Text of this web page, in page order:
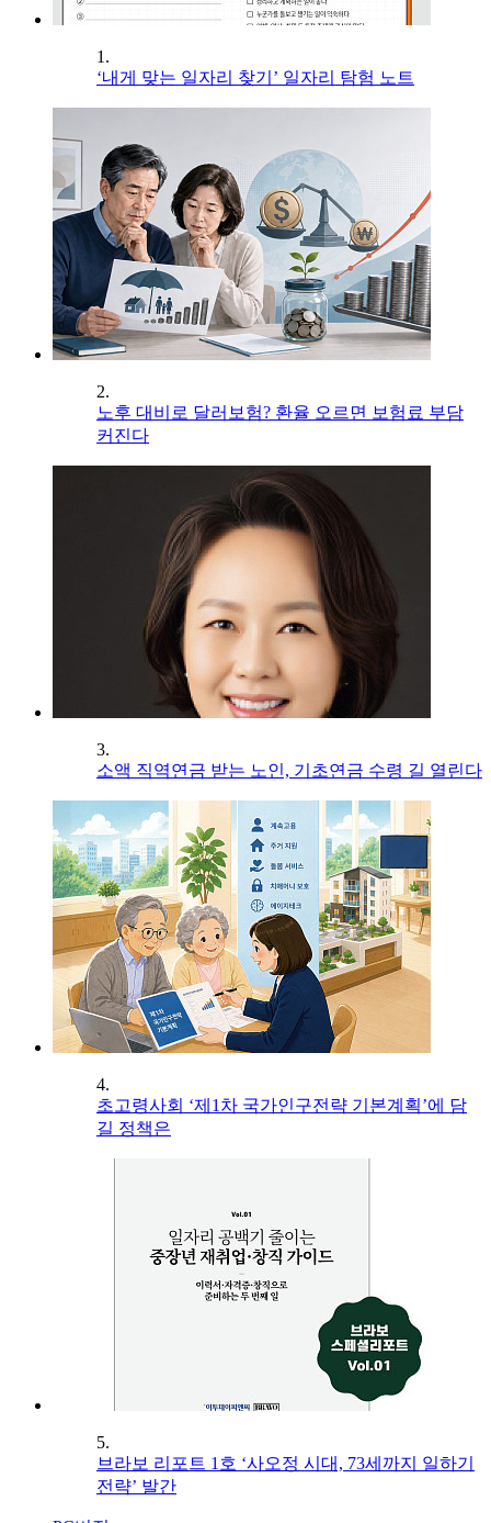
1.
‘내게 맞는 일자리 찾기’ 일자리 탐험 노트
2.
노후 대비로 달러보험? 환율 오르면 보험료 부담
커진다
3.
소액 직역연금 받는 노인, 기초연금 수령 길 열린다
4.
초고령사회 ‘제1차 국가인구전략 기본계획’에 담
길 정책은
5.
브라보 리포트 1호 ‘사오정 시대, 73세까지 일하기
전략’ 발간